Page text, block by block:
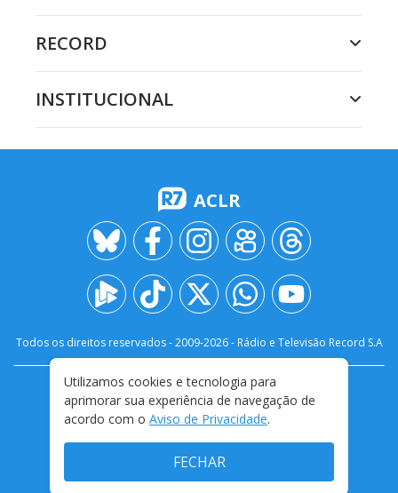
RECORD
INSTITUCIONAL
ACLR
Todos os direitos reservados - 2009-2026- Rádio e Televisão Record S.A
FALE CONOSCO
PRIVACIDADE
TERMOS E CONDIÇÕES DE USO
Utilizamos cookies e tecnologia para
aprimorar sua experiência de navegação de
acordo com o Aviso de Privacidade.
FECHAR